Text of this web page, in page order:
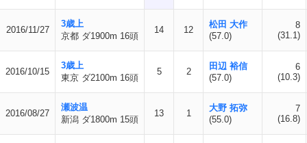
2016/11/27
3歳上
京都 ダ1900m 16頭
14 12
松田 大作
(57.0)
8
(31.1)
2016/10/15
3歳上
東京 ダ2100m 16頭
5 2
田辺 裕信
(57.0)
6
(10.3)
2016/08/27
瀬波温
新潟 ダ1800m 15頭
13 1
大野 拓弥
(55.0)
7
(16.8)